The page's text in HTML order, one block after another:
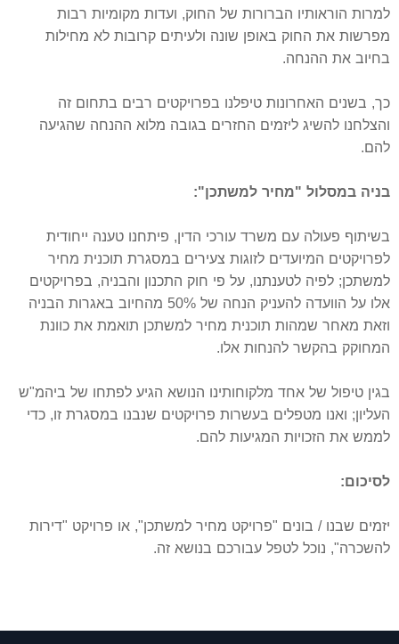
למרות הוראותיו הברורות של החוק, ועדות מקומיות רבות
מפרשות את החוק באופן שונה ולעיתים קרובות לא מחילות
בחיוב את ההנחה.
כך, בשנים האחרונות טיפלנו בפרויקטים רבים בתחום זה
והצלחנו להשיג ליזמים החזרים בגובה מלוא ההנחה שהגיעה
להם.
בניה במסלול "מחיר למשתכן":
בשיתוף פעולה עם משרד עורכי הדין, פיתחנו טענה ייחודית
לפרויקטים המיועדים לזוגות צעירים במסגרת תוכנית מחיר
למשתכן; לפיה לטענתנו, על פי חוק התכנון והבניה, בפרויקטים
אלו על הוועדה להעניק הנחה של 50% מהחיוב באגרות הבניה
וזאת מאחר שמהות תוכנית מחיר למשתכן תואמת את כוונת
המחוקק בהקשר להנחות אלו.
בגין טיפול של אחד מלקוחותינו הנושא הגיע לפתחו של ביהמ"ש
העליון; ואנו מטפלים בעשרות פרויקטים שנבנו במסגרת זו, כדי
לממש את הזכויות המגיעות להם.
לסיכום:
יזמים שבנו / בונים "פרויקט מחיר למשתכן", או פרויקט "דירות
להשכרה", נוכל לטפל עבורכם בנושא זה.